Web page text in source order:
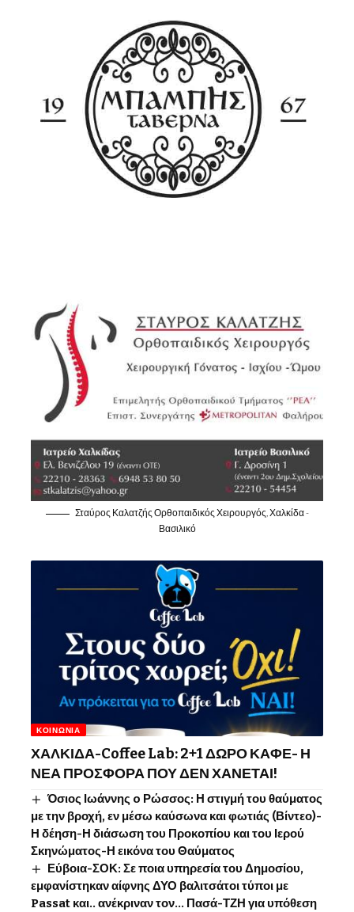
Σταύρος Καλατζής Ορθοπαιδικός Χειρουργός, Χαλκίδα -
Βασιλικό
ΚΟΙΝΩΝΊΑ
ΧΑΛΚΙΔΑ-Coffee Lab: 2+1 ΔΩΡΟ ΚΑΦΕ- Η
ΝΕΑ ΠΡΟΣΦΟΡΑ ΠΟΥ ΔΕΝ ΧΑΝΕΤΑΙ!
Όσιος Ιωάννης o Ρώσσος: Η στιγμή του θαύματος
με την βροχή, εν μέσω καύσωνα και φωτιάς (Βίντεο)-
Η δέηση-Η διάσωση του Προκοπίου και του Ιερού
Σκηνώματος-Η εικόνα του Θαύματος
Εύβοια-ΣΟΚ: Σε ποια υπηρεσία του Δημοσίου,
εμφανίστηκαν αίφνης ΔΥΟ βαλιτσάτοι τύποι με
Passat και.. ανέκριναν τον… Πασά-ΤΖΗ για υπόθεση